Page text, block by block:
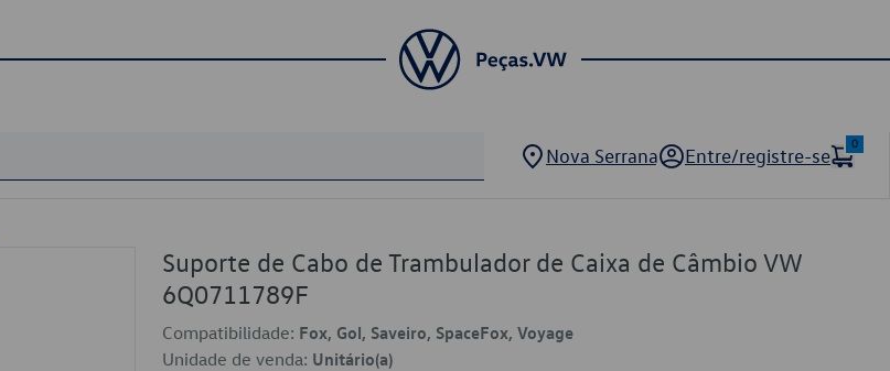
Nova Serrana Entre/registre-se
0
Suporte de Cabo de Trambulador de Caixa de Câmbio VW
6Q0711789F
Compatibilidade: Fox, Gol, Saveiro, SpaceFox, Voyage
Unidade de venda: Unitário(a)